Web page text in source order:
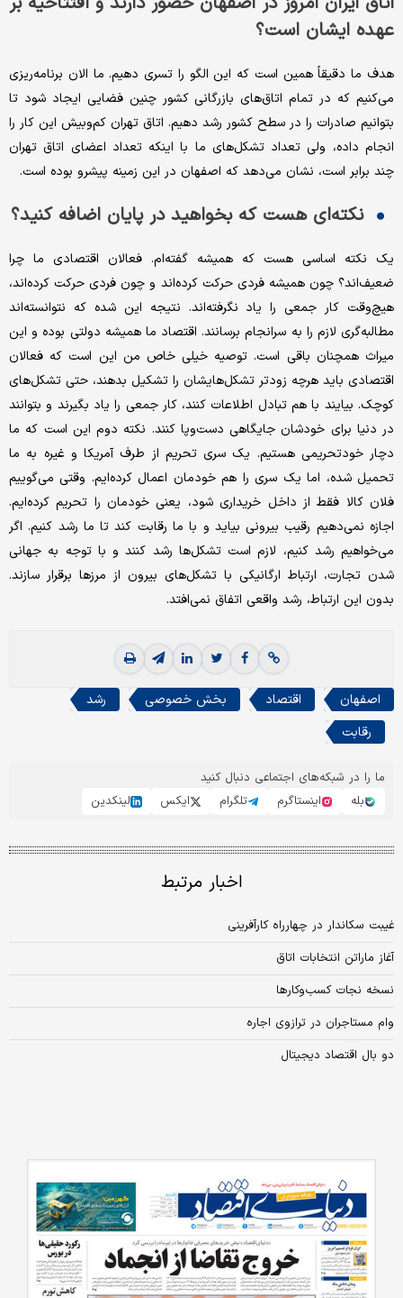
عهده ایشان است؟
هدف ما دقیقاً همین است که این الگو را تسری دهیم. ما الان برنامه‌ریزی
می‌کنیم که در تمام اتاق‌های بازرگانی کشور چنین فضایی ایجاد شود تا
بتوانیم صادرات را در سطح کشور رشد دهیم. اتاق تهران کم‌وبیش این کار را
انجام داده، ولی تعداد تشکل‌های ما با اینکه تعداد اعضای اتاق تهران
چند برابر است، نشان می‌دهد که اصفهان در این زمینه پیشرو بوده است.
نکته‌ای هست که بخواهید در پایان اضافه کنید؟
یک نکته اساسی هست که همیشه گفته‌ام. فعالان اقتصادی ما چرا
ضعیف‌اند؟ چون همیشه فردی حرکت کرده‌اند و چون فردی حرکت کرده‌اند،
هیچ‌وقت کار جمعی را یاد نگرفته‌اند. نتیجه این شده که نتوانسته‌اند
مطالبه‌گری لازم را به سرانجام برسانند. اقتصاد ما همیشه دولتی بوده و این
میراث همچنان باقی است. توصیه خیلی خاص من این است که فعالان
اقتصادی باید هرچه زودتر تشکل‌هایشان را تشکیل بدهند، حتی تشکل‌های
کوچک. بیایند با هم تبادل اطلاعات کنند، کار جمعی را یاد بگیرند و بتوانند
در دنیا برای خودشان جایگاهی دست‌وپا کنند. نکته دوم این است که ما
دچار خودتحریمی هستیم. یک سری تحریم از طرف آمریکا و غیره به ما
تحمیل شده، اما یک سری را هم خودمان اعمال کرده‌ایم. وقتی می‌گوییم
فلان کالا فقط از داخل خریداری شود، یعنی خودمان را تحریم کرده‌ایم.
اجازه نمی‌دهیم رقیب بیرونی بیاید و با ما رقابت کند تا ما رشد کنیم. اگر
می‌خواهیم رشد کنیم، لازم است تشکل‌ها رشد کنند و با توجه به جهانی
شدن تجارت، ارتباط ارگانیکی با تشکل‌های بیرون از مرزها برقرار سازند.
بدون این ارتباط، رشد واقعی اتفاق نمی‌افتد.
اصفهان اقتصاد بخش خصوصی
رشد
رقابت
ما را در شبکه‌های اجتماعی دنبال کنید
بله
اینستاگرم تلگرام ایکس لینکدین
اخبار مرتبط
غیبت سکاندار در چهارراه کارآفرینی
آغاز ماراتن انتخابات اتاق
نسخه نجات کسب‌وکارها
وام مستاجران در ترازوی اجاره
دو بال اقتصاد دیجیتال